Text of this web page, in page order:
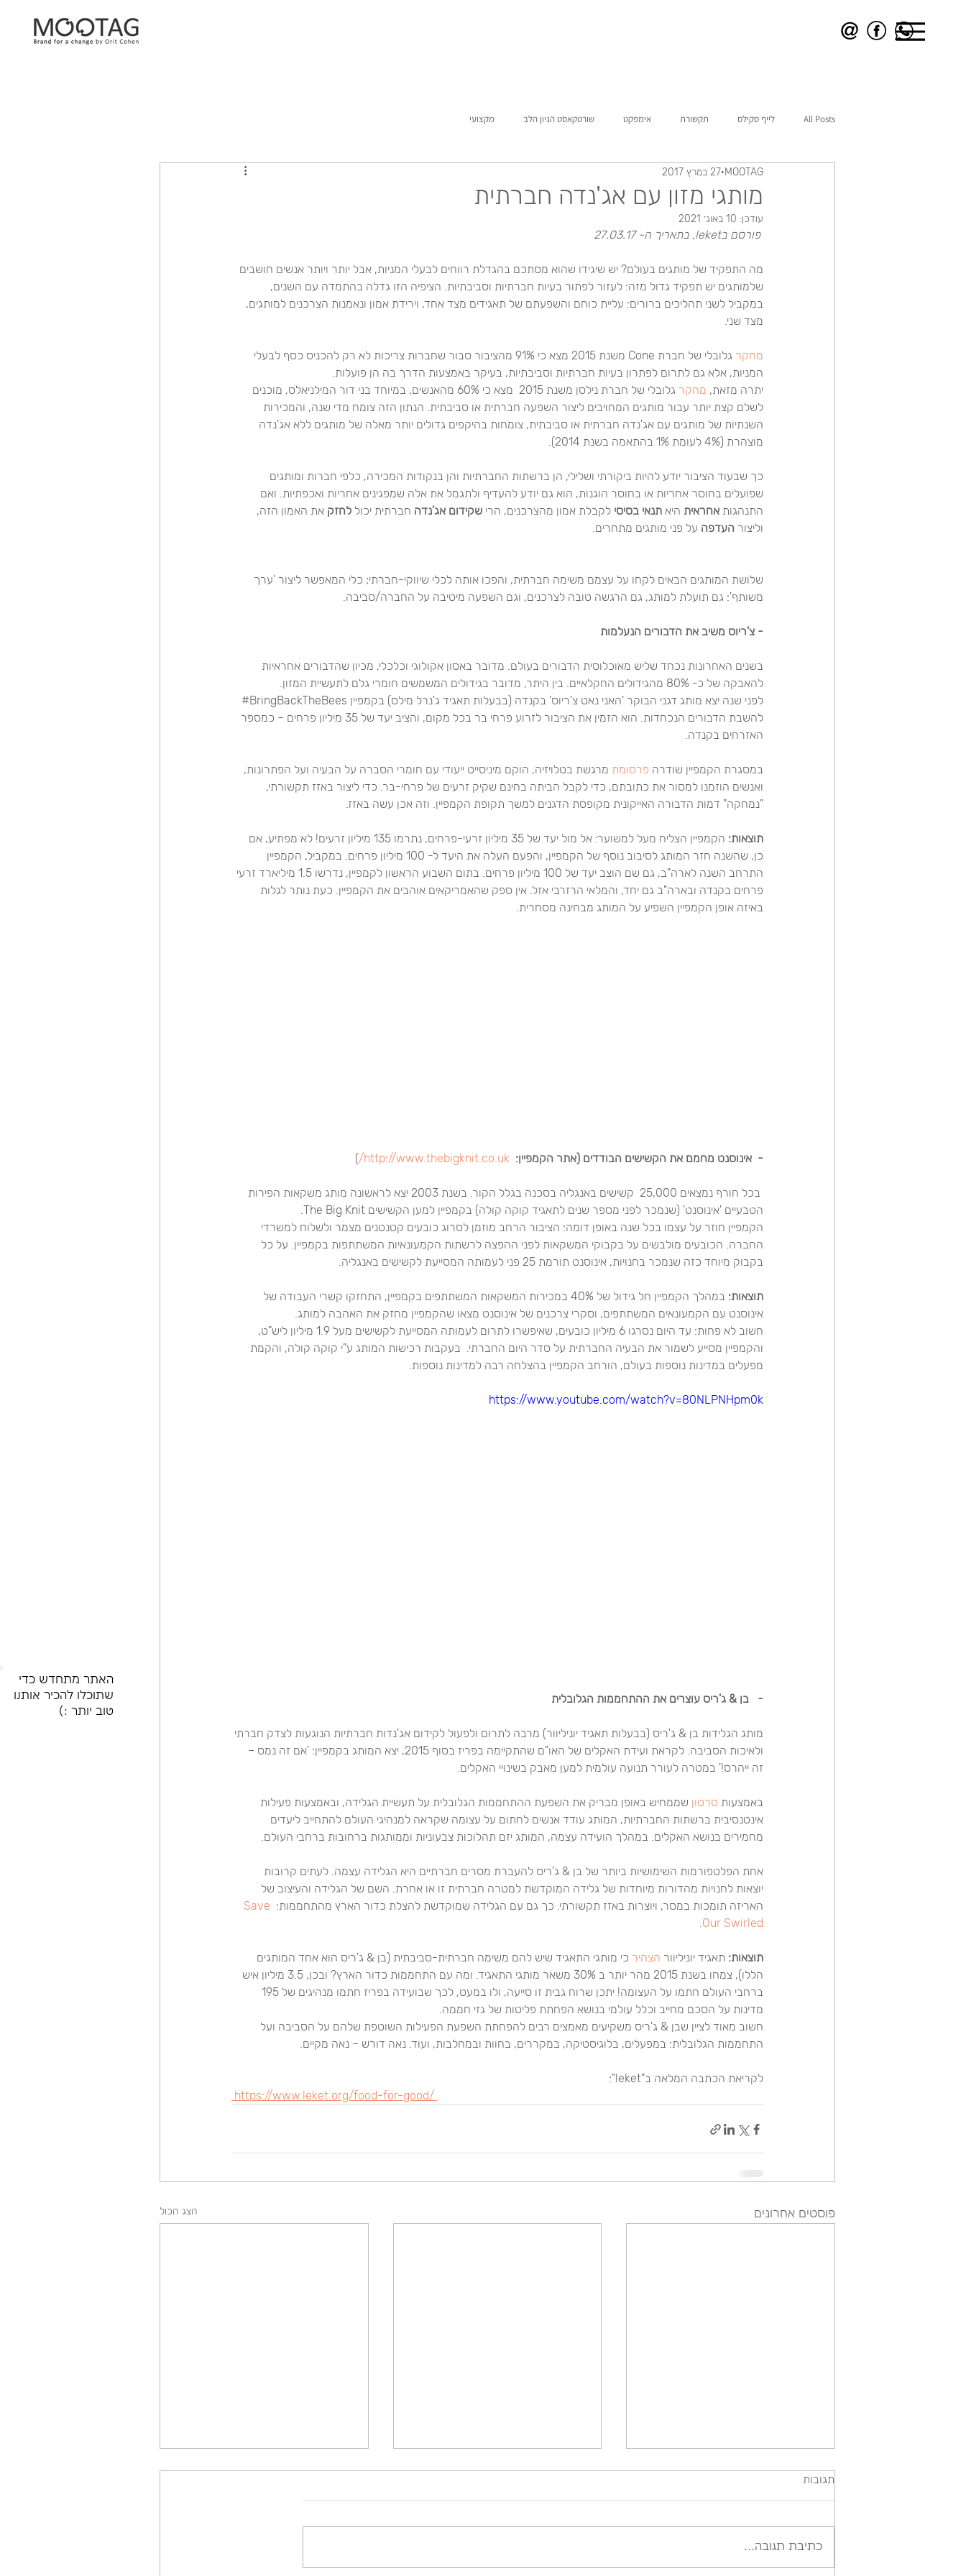
האתר מתחדש כדי
שתוכלו להכיר אותנו
טוב יותר :)
All Posts לייף סקילס תקשורת אימפקט שורטקאסט הגיון הלב מקצועי
מותגי מזון עם אג'נדה חברתית
MOOTAG 27 במרץ 2017
עודכן: 10 באוג׳ 2021
פורסם בleket, בתאריך ה- 27.03.17
מה התפקיד של מותגים בעולם? יש שיגידו שהוא מסתכם בהגדלת רווחים לבעלי המניות, אבל יותר ויותר אנשים חושבים
שלמותגים יש תפקיד גדול מזה: לעזור לפתור בעיות חברתיות וסביבתיות. הציפיה הזו גדלה בהתמדה עם השנים,
במקביל לשני תהליכים ברורים: עליית כוחם והשפעתם של תאגידים מצד אחד, וירידת אמון ונאמנות הצרכנים למותגים,
מצד שני.
מחקר
גלובלי של חברת Cone משנת 2015 מצא כי 91% מהציבור סבור שחברות צריכות לא רק להכניס כסף לבעלי
המניות, אלא גם לתרום לפתרון בעיות חברתיות וסביבתיות, בעיקר באמצעות הדרך בה הן פועלות.
יתרה מזאת, מחקר
גלובלי של חברת נילסן משנת 2015  מצא כי 60% מהאנשים, במיוחד בני דור המילניאלס, מוכנים
לשלם קצת יותר עבור מותגים המחויבים ליצור השפעה חברתית או סביבתית. הנתון הזה צומח מדי שנה, והמכירות
השנתיות של מותגים עם אג'נדה חברתית או סביבתית, צומחות בהיקפים גדולים יותר מאלה של מותגים ללא אג'נדה
מוצהרת (4% לעומת 1% בהתאמה בשנת 2014).
כך שבעוד הציבור יודע להיות ביקורתי ושלילי, הן ברשתות החברתיות והן בנקודות המכירה, כלפי חברות ומותגים
שפועלים בחוסר אחריות או בחוסר הוגנות, הוא גם יודע להעדיף ולתגמל את אלה שמפגינים אחריות ואכפתיות. ואם
התנהגות אחראית היא תנאי בסיסי לקבלת אמון מהצרכנים, הרי שקידום אג'נדה חברתית יכול לחזק את האמון הזה,
וליצור העדפה על פני מותגים מתחרים.
שלושת המותגים הבאים לקחו על עצמם משימה חברתית, והפכו אותה לכלי שיווקי-חברתי; כלי המאפשר ליצור 'ערך
משותף': גם תועלת למותג, גם הרגשה טובה לצרכנים, וגם השפעה מיטיבה על החברה/סביבה.
- צ'ריוס משיב את הדבורים הנעלמות
בשנים האחרונות נכחד שליש מאוכלוסית הדבורים בעולם. מדובר באסון אקולוגי וכלכלי, מכיון שהדבורים אחראיות
להאבקה של כ- 80% מהגידולים החקלאיים. בין היתר, מדובר בגידולים המשמשים חומרי גלם לתעשיית המזון.
לפני שנה יצא מותג דגני הבוקר 'האני נאט צ'ריוס' בקנדה (בבעלות תאגיד ג'נרל מילס) בקמפיין BringBackTheBees#
להשבת הדבורים הנכחדות. הוא הזמין את הציבור לזרוע פרחי בר בכל מקום, והציב יעד של 35 מיליון פרחים – כמספר
האזרחים בקנדה.
במסגרת הקמפיין שודרה פרסומת מרגשת בטלויזיה, הוקם מיניסייט ייעודי עם חומרי הסברה על הבעיה ועל הפתרונות,
ואנשים הוזמנו למסור את כתובתם, כדי לקבל הביתה בחינם שקיק זרעים של פרחי-בר. כדי ליצור באזז תקשורתי,
"נמחקה" דמות הדבורה האייקונית מקופסת הדגנים למשך תקופת הקמפיין. וזה אכן עשה באזז.
תוצאות:
הקמפיין הצליח מעל למשוער: אל מול יעד של 35 מיליון זרעי-פרחים, נתרמו 135 מיליון זרעים! לא מפתיע, אם
כן, שהשנה חזר המותג לסיבוב נוסף של הקמפיין, והפעם העלה את היעד ל- 100 מיליון פרחים. במקביל, הקמפיין
התרחב השנה לארה"ב, גם שם הוצב יעד של 100 מיליון פרחים. בתום השבוע הראשון לקמפיין, נדרשו 1.5 מיליארד זרעי
פרחים בקנדה ובארה"ב גם יחד, והמלאי הרזרבי אזל. אין ספק שהאמריקאים אוהבים את הקמפיין. כעת נותר לגלות
באיזה אופן הקמפיין השפיע על המותג מבחינה מסחרית.
-  אינוסנט מחמם את הקשישים הבודדים (אתר הקמפיין: http://www.thebigknit.co.uk/
)
בכל חורף נמצאים 25,000  קשישים באנגליה בסכנה בגלל הקור. בשנת 2003 יצא לראשונה מותג משקאות הפירות
הטבעיים 'אינוסנט' (שנמכר לפני מספר שנים לתאגיד קוקה קולה) בקמפיין למען הקשישים The Big Knit.
הקמפיין חוזר על עצמו בכל שנה באופן דומה: הציבור הרחב מוזמן לסרוג כובעים קטנטנים מצמר ולשלוח למשרדי
החברה. הכובעים מולבשים על בקבוקי המשקאות לפני ההפצה לרשתות הקמעונאיות המשתתפות בקמפיין. על כל
בקבוק מיוחד כזה שנמכר בחנויות, אינוסנט תורמת 25 פני לעמותה המסייעת לקשישים באנגליה.
תוצאות:
במהלך הקמפיין חל גידול של 40% במכירות המשקאות המשתתפים בקמפיין, התחזקו קשרי העבודה של
אינוסנט עם הקמעונאים המשתתפים, וסקרי צרכנים של אינוסנט מצאו שהקמפיין מחזק את האהבה למותג.
חשוב לא פחות: עד היום נסרגו 6 מיליון כובעים, שאיפשרו לתרום לעמותה המסייעת לקשישים מעל 1.9 מיליון ליש"ט,
והקמפיין מסייע לשמור את הבעיה החברתית על סדר היום החברתי.  בעקבות רכישות המותג ע"י קוקה קולה, והקמת
מפעלים במדינות נוספות בעולם, הורחב הקמפיין בהצלחה רבה למדינות נוספות.
https://www.youtube.com/watch?v=80NLPNHpm0k
- בן & ג'ריס עוצרים את ההתחממות הגלובלית
מותג הגלידות בן & ג'ריס (בבעלות תאגיד יוניליוור) מרבה לתרום ולפעול לקידום אג'נדות חברתיות הנוגעות לצדק חברתי
ולאיכות הסביבה. לקראת ועידת האקלים של האו"ם שהתקיימה בפריז בסוף 2015, יצא המותג בקמפיין: 'אם זה נמס –
זה ייהרס!' במטרה לעורר תנועה עולמית למען מאבק בשינויי האקלים.
באמצעות סרטון שממחיש באופן מבריק את השפעת ההתחממות הגלובלית על תעשיית הגלידה, ובאמצעות פעילות
אינטנסיבית ברשתות החברתיות, המותג עודד אנשים לחתום על עצומה שקראה למנהיגי העולם להתחייב ליעדים
מחמירים בנושא האקלים. במהלך הועידה עצמה, המותג יזם תהלוכות צבעוניות וממותגות ברחובות ברחבי העולם.
אחת הפלטפורמות השימושיות ביותר של בן & ג'ריס להעברת מסרים חברתיים היא הגלידה עצמה. לעתים קרובות
יוצאות לחנויות מהדורות מיוחדות של גלידה המוקדשת למטרה חברתית זו או אחרת. השם של הגלידה והעיצוב של
האריזה תומכות במסר, ויוצרות באזז תקשורתי. כך גם עם הגלידה שמוקדשת להצלת כדור הארץ מהתחממות: Save
Our Swirled
.
תוצאות: תאגיד יוניליוור הצהיר כי מותגי התאגיד שיש להם משימה חברתית-סביבתית (בן & ג'ריס הוא אחד המותגים
הללו), צמחו בשנת 2015 מהר יותר ב 30% משאר מותגי התאגיד. ומה עם התחממות כדור הארץ? ובכן, 3.5 מיליון איש
מדינות על הסכם מחייב וכלל עולמי בנושא הפחתת פליטות של גזי חממה.
חשוב מאוד לציין שבן & ג'ריס משקיעים מאמצים רבים להפחתת השפעת הפעילות השוטפת שלהם על הסביבה ועל
התחממות הגלובלית: במפעלים, בלוגיסטיקה, במקררים, בחוות ובמחלבות, ועוד. נאה דורש – נאה מקיים.
לקריאת הכתבה המלאה ב"leket":
https://www.leket.org/food-for-good/
פוסטים אחרונים הצג הכול
העם הנרדף בעולם
תגובות
כתיבת תגובה...